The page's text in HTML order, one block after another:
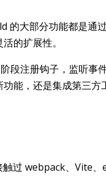
的大部分功能都是通
的扩展性。
段注册钩子，监听事
能，还是集成第三方
过 webpack、Vite